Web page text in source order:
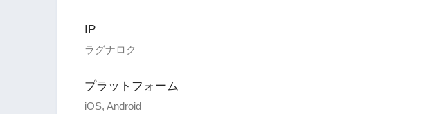
IP
ラグナロク
プラットフォーム
iOS, Android